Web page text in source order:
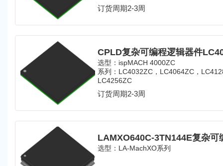
订货周期2-3周
选型： ispMACH 4000ZC
系列：LC4032ZC，LC4064ZC，
LC4256ZC
订货周期2-3周
选型：LA-MachXO系列